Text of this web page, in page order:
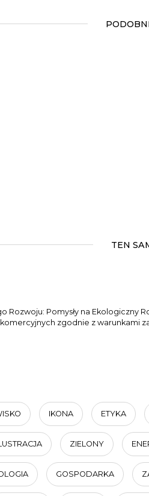
TEN
Pomysły na
zgodnie z warunkami
IKONA ETYKA
ZIELONY
GOSPODARKA